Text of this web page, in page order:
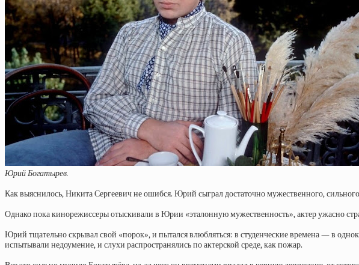
Юрий Богатырев.
Как выяснилось, Никита Сергеевич не ошибся. Юрий сыграл достаточно мужественного,
Однако пока кинорежиссеры отыскивали в Юрии «эталонную мужественность», актер ужасно
Юрий тщательно скрывал свой «порок», и пытался влюбляться: в студенческие времена — в
испытывали недоумение, и слухи распространялись по актерской среде, как пожар.